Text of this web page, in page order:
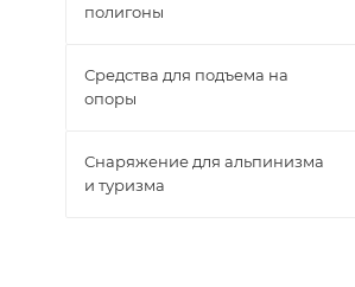
полигоны
Средства для подъема на
опоры
Снаряжение для альпинизма
и туризма